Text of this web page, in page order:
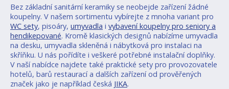
Bez základní sanitární keramiky se neobejde zařízení žádné
koupelny. V našem sortimentu vybírejte z mnoha variant pro
WC sety, pisoáry, umyvadla i vybavení koupelny pro seniory a
hendikepované. Kromě klasických designů nabízíme umyvadla
na desku, umyvadla skleněná i nábytková pro instalaci na
skříňku. U nás pořídíte i veškeré potřebné instalační doplňky.
V naší nabídce najdete také praktické sety pro provozovatele
hotelů, barů restaurací a dalších zařízení od prověřených
značek jako je například česká JIKA.